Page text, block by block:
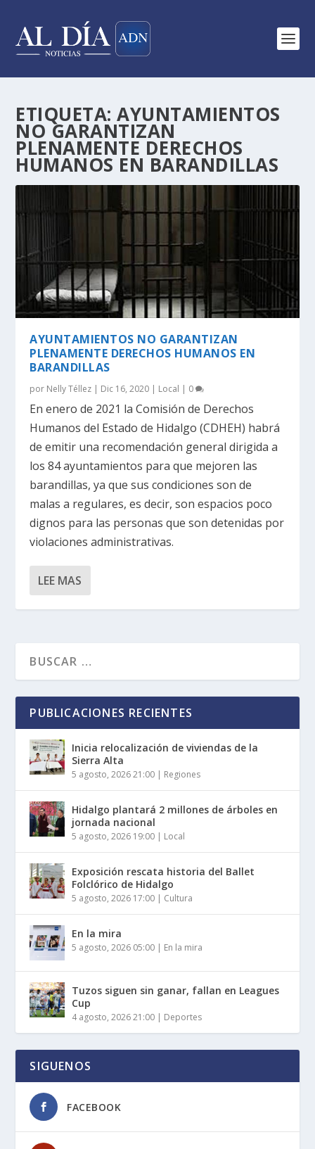
ETIQUETA:AYUNTAMIENTOS
NO GARANTIZAN
PLENAMENTE DERECHOS
HUMANOS EN BARANDILLAS
AYUNTAMIENTOS NO GARANTIZAN
PLENAMENTE DERECHOS HUMANOS EN
BARANDILLAS
por Nelly Téllez Dic 16, 2020 Local 0
En enero de 2021 la Comisión de Derechos
Humanos del Estado de Hidalgo (CDHEH) habrá
de emitir una recomendación general dirigida a
los 84 ayuntamientos para que mejoren las
barandillas, ya que sus condiciones son de
malas a regulares, es decir, son espacios poco
dignos para las personas que son detenidas por
violaciones administrativas.
LEE MAS
PUBLICACIONES RECIENTES
Inicia relocalización de viviendas de la
Sierra Alta
5 agosto, 2026 21:00 Regiones
Hidalgo plantará 2 millones de árboles en
jornada nacional
5 agosto, 2026 19:00 Local
Exposición rescata historia del Ballet
Folclórico de Hidalgo
5 agosto, 2026 17:00 Cultura
En la mira
5 agosto, 2026 05:00 En la mira
Tuzos siguen sin ganar, fallan en Leagues
Cup
4 agosto, 2026 21:00 Deportes
SIGUENOS
FACEBOOK